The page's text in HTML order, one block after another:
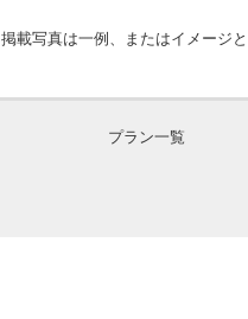
掲載写真は一例、またはイメージと
プラン一覧